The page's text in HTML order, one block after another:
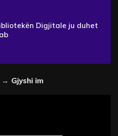
Digjitale ju duhet
→ Gjyshi im